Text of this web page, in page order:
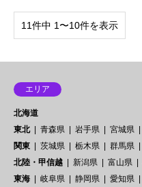
11件中 1〜10件を表示
エリア
北海道
東北
青森県 岩手県 宮城県
関東
茨城県 栃木県 群馬県
北陸・甲信越
新潟県 富山県
東海
岐阜県 静岡県 愛知県